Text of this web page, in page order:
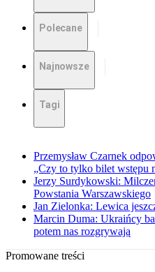
Polecane
Najnowsze
Tagi
Przemysław Czarnek
„Czy to tylko bilet wstępu
Jerzy Surdykowski:
Powstania Warszawskiego
Jan Zielonka: Lewica
Marcin Duma: Ukraińcy
potem nas rozgrywają
Promowane treści